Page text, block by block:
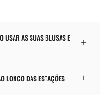
USAR AS SUAS BLUSAS E
LONGO DAS ESTAÇÕES